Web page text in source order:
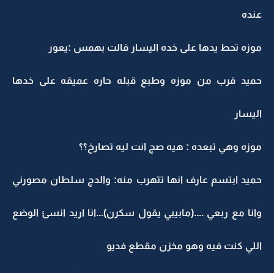
عنده
موزه تحط يدها على خده اليسار قالت بهمس :يعور
حميد قرب من موزه وطبع قبله حاره عميقه على خدها
اليسار
موزه وهي تبعده : هيه صج انت ليه تصارخ؟؟
حميد ابتسم عارف انها تتهرب منه: والدج سلطان مصورني
وانا مع ربعي ....(مابيبي يقول سكرن)...انا اريد انسئ الوضع
اللي كنت فيه وهو مخزن مقطع فديو